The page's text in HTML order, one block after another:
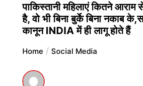
पाकिस्तानी महिलाएं कितने
है, वो भी बिना बुर्के बिना नकाब
कानून INDIA में ही लागू होते हैं
Home Social Media